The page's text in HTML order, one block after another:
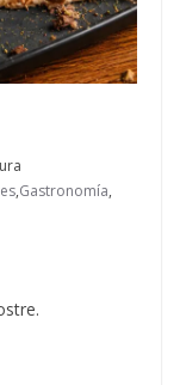
,Gastronomía,